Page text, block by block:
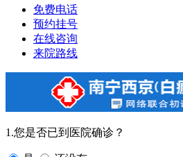
免费电话
预约挂号
在线咨询
来院路线
1.您是否已到医院确诊？